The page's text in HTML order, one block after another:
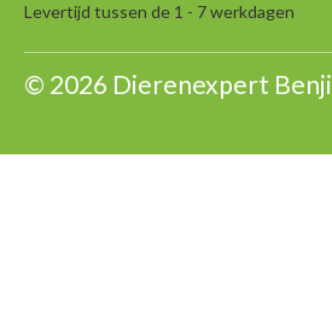
Levertijd tussen de 1 - 7 werkdagen
© 2026 Dierenexpert Benji